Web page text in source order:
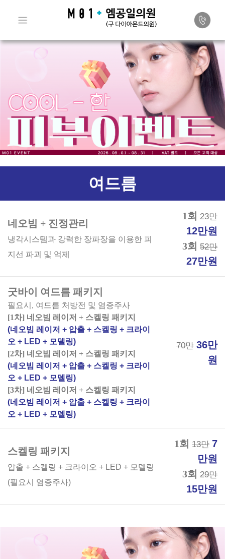
여드름
네오빔 + 진정관리
냉각시스템과 강력한 장파장을 이용한 피
지선 파괴 및 억제
1회 23만
12만원
3회 52만
27만원
굿바이 여드름 패키지
필요시, 여드름 처방전 및 염증주사
[1차] 네오빔 레이저 + 스켈링 패키지
(네오빔 레이저 + 압출 + 스켈링 + 크라이
오 + LED + 모델링)
[2차] 네오빔 레이저 + 스켈링 패키지
(네오빔 레이저 + 압출 + 스켈링 + 크라이
오 + LED + 모델링)
[3차] 네오빔 레이저 + 스켈링 패키지
(네오빔 레이저 + 압출 + 스켈링 + 크라이
오 + LED + 모델링)
70만 36만
원
스켈링 패키지
압출 + 스켈링 + 크라이오 + LED + 모델링
(필요시 염증주사)
1회 13만 7
만원
3회 29만
15만원